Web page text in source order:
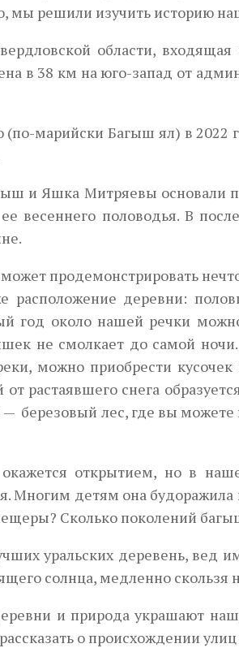
мы решили изучить историю
области,
в 38 км на юго-запад от
марийски Багыш ял) в 2022
и Яшка Митряевы основали
весеннего половодья. В
продемонстрировать
расположение деревни:
год около нашей речки
не смолкает до самой
можно приобрести кусочек
от растаявшего снега
березовый лес, где вы
открытием, но в
Многим детям она будоражила
Сколько поколений
уральских деревень, вед
солнца, медленно скользя
и природа украшают
о происхождении